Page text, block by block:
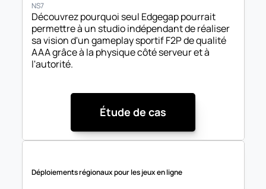
NS7
Découvrez pourquoi seul Edgegap pourrait
permettre à un studio indépendant de réaliser
sa vision d'un gameplay sportif F2P de qualité
AAA grâce à la physique côté serveur et à
l'autorité.
Étude de cas
Déploiements régionaux pour les jeux en ligne